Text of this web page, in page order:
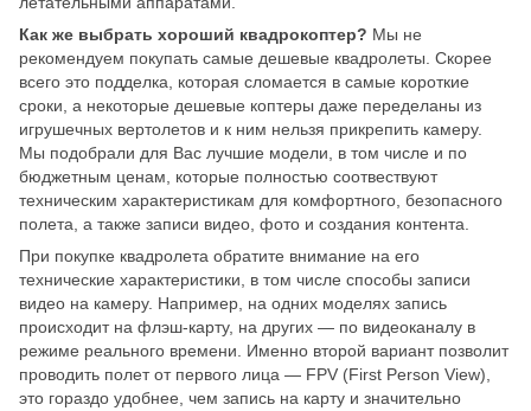
Как же выбрать хороший квадрокоптер? Мы не
рекомендуем покупать самые дешевые квадролеты. Скорее
всего это подделка, которая сломается в самые короткие
сроки, а некоторые дешевые коптеры даже переделаны из
игрушечных вертолетов и к ним нельзя прикрепить камеру.
Мы подобрали для Вас лучшие модели, в том числе и по
бюджетным ценам, которые полностью соотвествуют
техническим характеристикам для комфортного, безопасного
полета, а также записи видео, фото и создания контента.
При покупке квадролета обратите внимание на его
технические характеристики, в том числе способы записи
видео на камеру. Например, на одних моделях запись
происходит на флэш-карту, на других — по видеоканалу в
режиме реального времени. Именно второй вариант позволит
проводить полет от первого лица — FPV (First Person View),
это гораздо удобнее, чем запись на карту и значительно